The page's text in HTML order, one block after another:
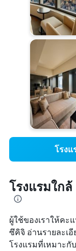
โรง
โรงแรมใก
ผู้ใช้ของเราให้ค
ซึคิจิ อ่านรายละเ
โรงแรมที่เหมาะ